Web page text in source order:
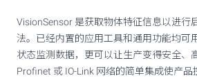
VisionSensor 是获取物体特征信息以进行
法。已经内置的应用工具和通用功能均可
状态监测数据，更可以让生产变得安全、
Profinet 或 IO-Link 网络的简单集成使产